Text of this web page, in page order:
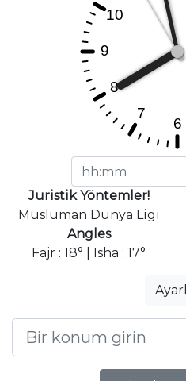
Juristik Yöntemler!
Müslüman Dünya Ligi
Angles
Fajr : 18° | Isha : 17°